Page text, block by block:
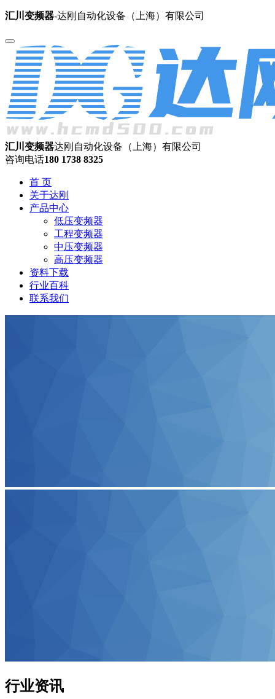
汇川变频器-达刚自动化设备（上海）有限公司
汇川变频器达刚自动化设备（上海）有限公司
咨询电话180 1738 8325
首 页
关于达刚
产品中心
低压变频器
工程变频器
中压变频器
高压变频器
资料下载
行业百科
联系我们
行业资讯